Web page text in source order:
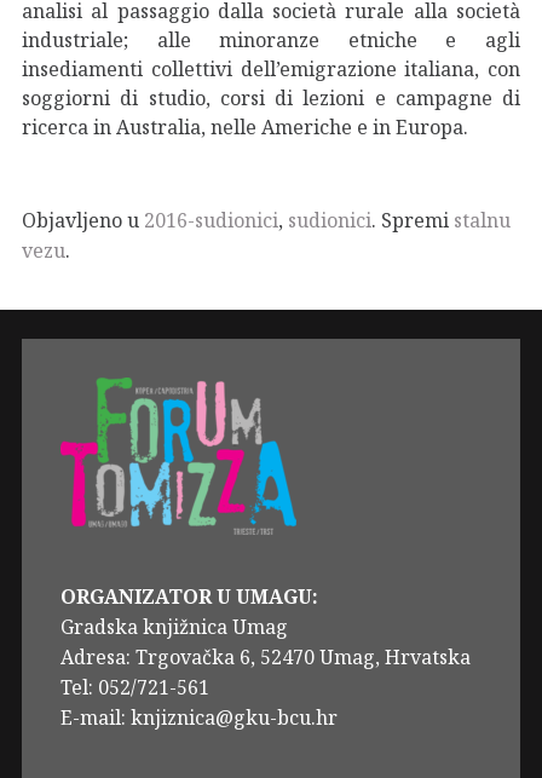
analisi al passaggio dalla società rurale alla società
industriale; alle minoranze etniche e agli
insediamenti collettivi dell’emigrazione italiana, con
soggiorni di studio, corsi di lezioni e campagne di
ricerca in Australia, nelle Americhe e in Europa.
Objavljeno u 2016-sudionici, sudionici. Spremi stalnu
vezu.
ORGANIZATOR U UMAGU:
Gradska knjižnica Umag
Adresa: Trgovačka 6, 52470 Umag, Hrvatska
Tel: 052/721-561
E-mail: knjiznica@gku-bcu.hr